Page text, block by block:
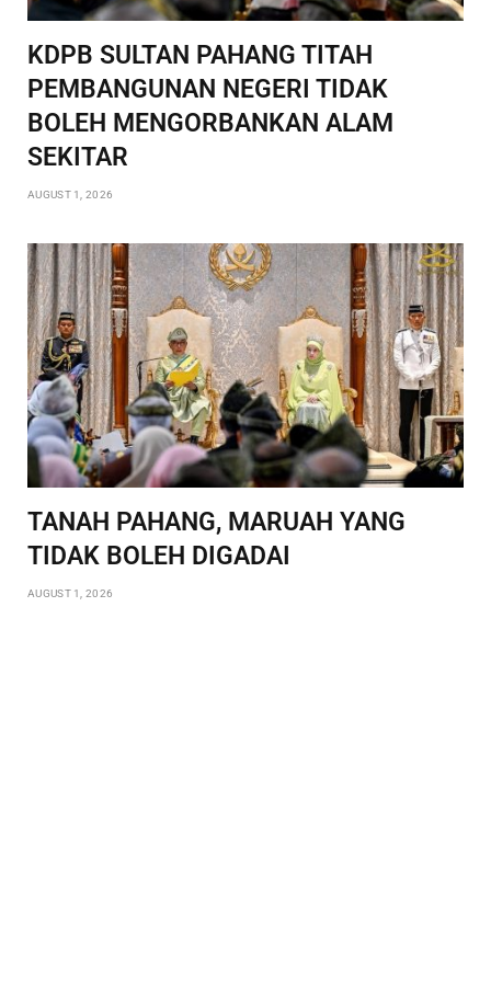
KDPB SULTAN PAHANG TITAH
PEMBANGUNAN NEGERI TIDAK
BOLEH MENGORBANKAN ALAM
SEKITAR
AUGUST 1, 2026
TANAH PAHANG, MARUAH YANG
TIDAK BOLEH DIGADAI
AUGUST 1, 2026